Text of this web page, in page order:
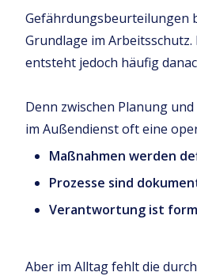
Gefährdungsbeurteilungen
Grundlage im
entsteht jedoch häufig
Denn zwischen Planung
im Außendienst oft eine
Maßnahmen werden
Prozesse sind
Verantwortung ist
Aber im Alltag fehlt die